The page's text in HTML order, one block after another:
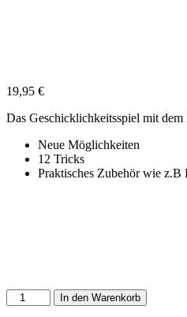
19,95 €
Das Geschicklichkeitsspiel mit dem
Neue Möglichkeiten
12 Tricks
Praktisches Zubehör wie z.B
Flippy
S
In den Warenkorb